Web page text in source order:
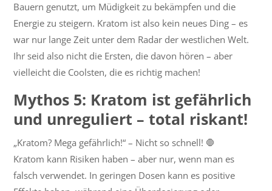
Bauern genutzt, um Müdigkeit zu bekämpfen und die
Energie zu steigern. Kratom ist also kein neues Ding – es
war nur lange Zeit unter dem Radar der westlichen Welt.
Ihr seid also nicht die Ersten, die davon hören – aber
vielleicht die Coolsten, die es richtig machen!
Mythos 5: Kratom ist gefährlich
und unreguliert – total riskant!
„Kratom? Mega gefährlich!“ – Nicht so schnell! 🛑
Kratom kann Risiken haben – aber nur, wenn man es
falsch verwendet. In geringen Dosen kann es positive